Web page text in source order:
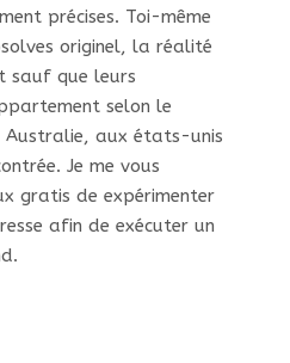
précises. Toi-même
originel, la réalité
sauf que leurs
selon le
Australie, aux états-unis
Je me vous
gratis de expérimenter
afin de exécuter un